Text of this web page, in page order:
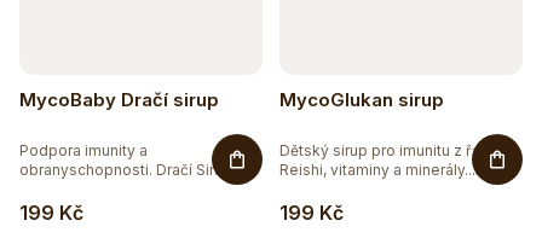
MycoBaby Dračí sirup
199 Kč
Podpora imunity a
obranyschopnosti. Dračí Sirup
MycoGlukan sirup
199 Kč
Dětský sirup pro imunitu z řas s
Reishi, vitaminy a minerály....